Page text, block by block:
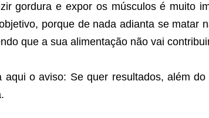
gordura e expor os músculos é muito
porque de nada adianta se matar
que a sua alimentação não vai
aqui o aviso: Se quer resultados, além